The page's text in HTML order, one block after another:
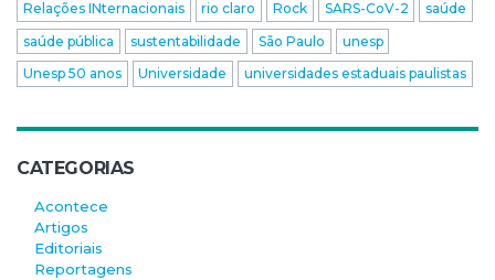
Relações INternacionais
rio claro Rock SARS-CoV-2
saúde
saúde pública
sustentabilidade São Paulo
unesp
Unesp 50 anos
Universidade universidades estaduais paulistas
CATEGORIAS
Acontece
Artigos
Editoriais
Reportagens